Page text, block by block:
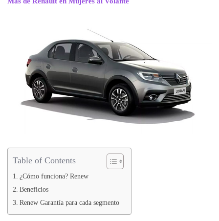
Table of Contents
¿Cómo funciona? Renew
Beneficios
Renew Garantía para cada segmento